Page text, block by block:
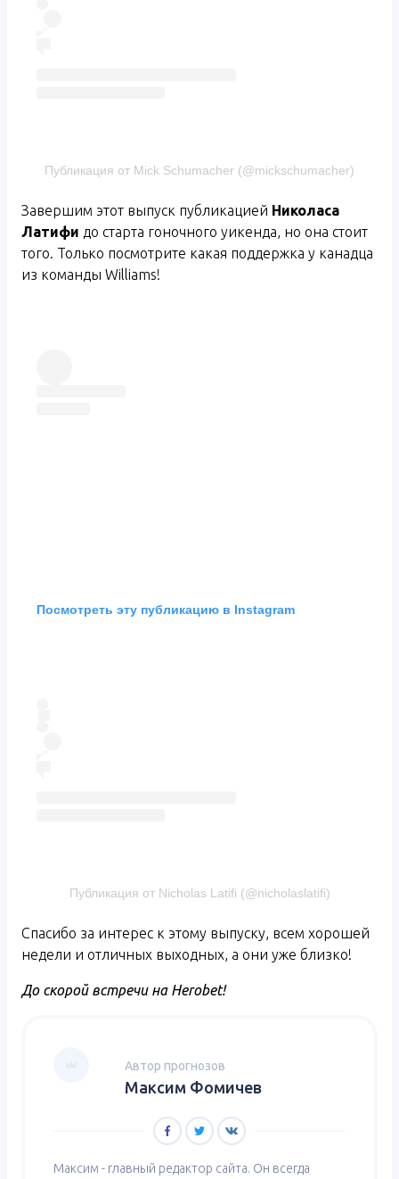
Публикация от Mick Schumacher (@mickschumacher)
Завершим этот выпуск публикацией Николаса
Латифи до старта гоночного уикенда, но она стоит
того. Только посмотрите какая поддержка у канадца
из команды Williams!
Посмотреть эту публикацию в Instagram
Публикация от Nicholas Latifi (@nicholaslatifi)
Спасибо за интерес к этому выпуску, всем хорошей
недели и отличных выходных, а они уже близко!
До скорой встречи на Herobet!
Автор прогнозов
Максим Фомичев
Максим - главный редактор сайта. Он всегда